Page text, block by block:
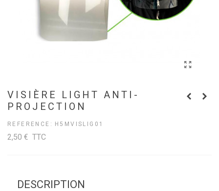
VISIÈRE LIGHT ANTI-
PROJECTION
REFERENCE: H5MVISLIG01
2,50 € TTC
DESCRIPTION